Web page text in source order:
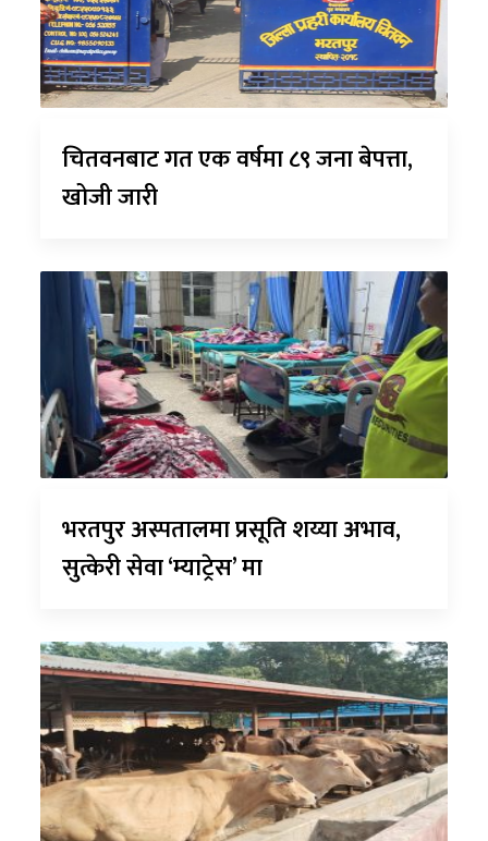
चितवनबाट गत एक वर्षमा ८९ जना बेपत्ता,
खोजी जारी
भरतपुर अस्पतालमा प्रसूति शय्या अभाव,
सुत्केरी सेवा ‘म्याट्रेस’ मा